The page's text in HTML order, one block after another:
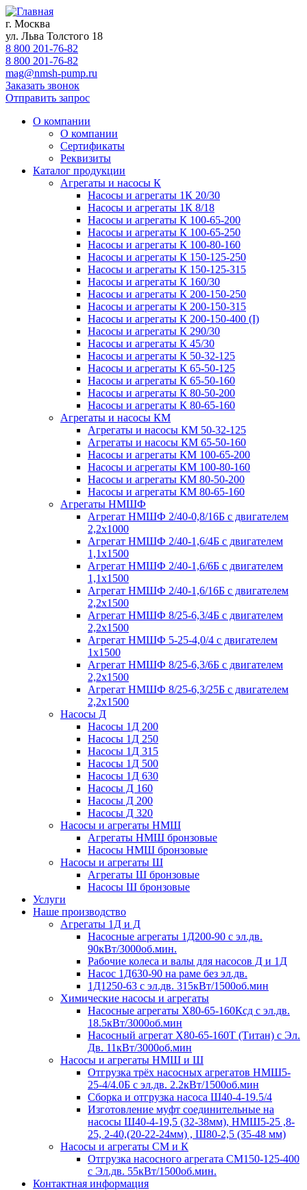
г. Москва
ул. Льва Толстого 18
8 800 201-76-82
8 800 201-76-82
mag@nmsh-pump.ru
Заказать звонок
Отправить запрос
О компании
О компании
Сертификаты
Реквизиты
Каталог продукции
Агрегаты и насосы К
Насосы и агрегаты 1К 20/30
Насосы и агрегаты 1К 8/18
Насосы и агрегаты К 100-65-200
Насосы и агрегаты К 100-65-250
Насосы и агрегаты К 100-80-160
Насосы и агрегаты К 150-125-250
Насосы и агрегаты К 150-125-315
Насосы и агрегаты К 160/30
Насосы и агрегаты К 200-150-250
Насосы и агрегаты К 200-150-315
Насосы и агрегаты К 200-150-400 (I)
Насосы и агрегаты К 290/30
Насосы и агрегаты К 45/30
Насосы и агрегаты К 50-32-125
Насосы и агрегаты К 65-50-125
Насосы и агрегаты К 65-50-160
Насосы и агрегаты К 80-50-200
Насосы и агрегаты К 80-65-160
Агрегаты и насосы КМ
Агрегаты и насосы КМ 50-32-125
Агрегаты и насосы КМ 65-50-160
Насосы и агрегаты КМ 100-65-200
Насосы и агрегаты КМ 100-80-160
Насосы и агрегаты КМ 80-50-200
Насосы и агрегаты КМ 80-65-160
Агрегаты НМШФ
Агрегат НМШФ 2/40-0,8/16Б с двигателем
2,2х1000
Агрегат НМШФ 2/40-1,6/4Б с двигателем
1,1х1500
Агрегат НМШФ 2/40-1,6/6Б с двигателем
1,1х1500
Агрегат НМШФ 2/40-1,6/16Б с двигателем
2,2х1500
Агрегат НМШФ 8/25-6,3/4Б с двигателем
2,2х1500
Агрегат НМШФ 5-25-4,0/4 с двигателем
1х1500
Агрегат НМШФ 8/25-6,3/6Б с двигателем
2,2х1500
Агрегат НМШФ 8/25-6,3/25Б с двигателем
2,2х1500
Насосы Д
Насосы 1Д 200
Насосы 1Д 250
Насосы 1Д 315
Насосы 1Д 500
Насосы 1Д 630
Насосы Д 160
Насосы Д 200
Насосы Д 320
Насосы и агрегаты НМШ
Агрегаты НМШ бронзовые
Насосы НМШ бронзовые
Насосы и агрегаты Ш
Агрегаты Ш бронзовые
Насосы Ш бронзовые
Услуги
Наше производство
Агрегаты 1Д и Д
Насосные агрегаты 1Д200-90 с эл.дв.
90кВт/3000об.мин.
Рабочие колеса и валы для насосов Д и 1Д
Насос 1Д630-90 на раме без эл.дв.
1Д1250-63 с эл.дв. 315кВт/1500об.мин
Химические насосы и агрегаты
Насосные агрегаты Х80-65-160Ксд с эл.дв.
18.5кВт/3000об.мин
Насосный агрегат Х80-65-160Т (Титан) с Эл.
Дв. 11кВт/3000об.мин
Насосы и агрегаты НМШ и Ш
Отгрузка трёх насосных агрегатов НМШ5-
25-4/4.0Б с эл.дв. 2.2кВт/1500об.мин
Сборка и отгрузка насоса Ш40-4-19.5/4
Изготовление муфт соединительные на
насосы Ш40-4-19,5 (32-38мм), НМШ5-25 ,8-
25, 2-40,(20-22-24мм) , Ш80-2,5 (35-48 мм)
Насосы и агрегаты СМ и К
Отгрузка насосного агрегата СМ150-125-400
с Эл.дв. 55кВт/1500об.мин.
Контактная информация